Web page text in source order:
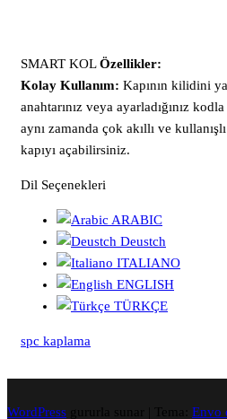
SMART KOLÖzellikler:
Kolay Kullanım: Kapının kilidini
anahtarınız veya ayarladığınız
aynı zamanda çok akıllı ve
kapıyı açabilirsiniz.
Dil Seçenekleri
ARABIC
Deustch
ITALIANO
ENGLISH
TÜRKÇE
spc kaplama
WordPress gururla sunar Tema: Envo